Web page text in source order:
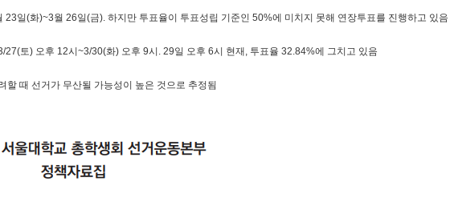
23일(화)~3월 26일(금). 하지만 투표율이 투표성립 기준인 50%에 미치지 못해 연장투표를 진행하고 있음
27(토) 오후 12시~3/30(화) 오후 9시. 29일 오후 6시 현재, 투표율 32.84%에 그치고 있음
할 때 선거가 무산될 가능성이 높은 것으로 추정됨